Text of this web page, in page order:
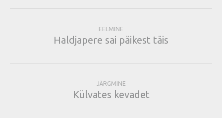
EELMINE
Haldjapere sai päikest täis
JÄRGMINE
Külvates kevadet